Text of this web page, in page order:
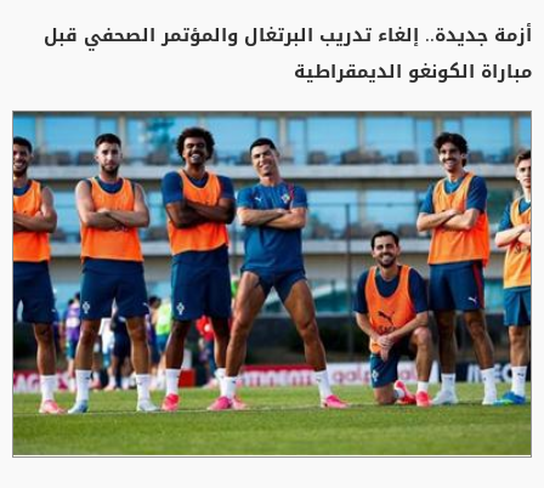
أزمة جديدة.. إلغاء تدريب البرتغال والمؤتمر الصحفي قبل
مباراة الكونغو الديمقراطية